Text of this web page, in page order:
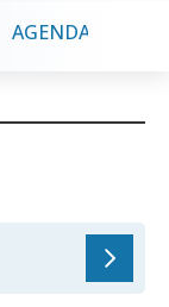
AGENDA